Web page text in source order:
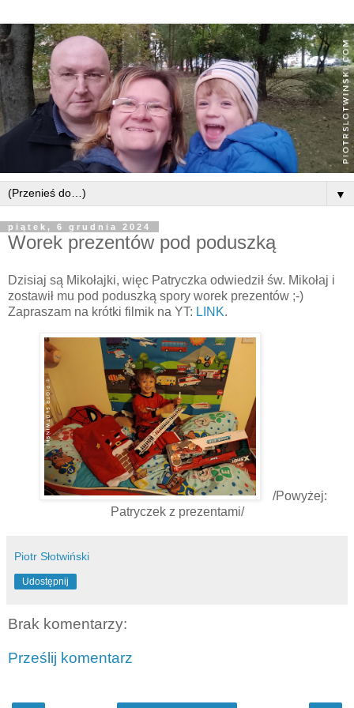
▼
piątek, 6 grudnia 2024
Worek prezentów pod poduszką
Dzisiaj są Mikołajki, więc Patryczka odwiedził św. Mikołaj i
zostawił mu pod poduszką spory worek prezentów ;-)
Zapraszam na krótki filmik na YT: LINK.
/Powyżej:
Patryczek z prezentami/
Piotr Słotwiński
Udostępnij
Brak komentarzy:
Prześlij komentarz